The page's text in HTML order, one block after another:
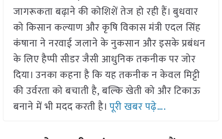
जागरूकता बढ़ाने की कोशिशें तेज हो रही हैं। बुधवार
को किसान कल्याण और कृषि विकास मंत्री एदल सिंह
कंषाना ने नरवाई जलाने के नुकसान और इसके प्रबंधन
के लिए हैप्पी सीडर जैसी आधुनिक तकनीक पर जोर
दिया। उनका कहना है कि यह तकनीक न केवल मिट्टी
की उर्वरता को बचाती है, बल्कि खेती को और टिकाऊ
बनाने में भी मदद करती है।पूरी खबर पढ़े….